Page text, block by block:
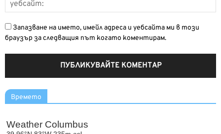
Запазване на името, имейл адреса и уебсайта ми в този
браузър за следващия път когато коментирам.
Времето